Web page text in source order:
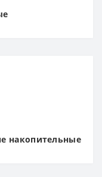
накопительные